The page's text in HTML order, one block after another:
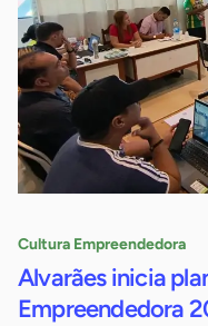
Cultura Empreendedora
Alvarães inicia
Empreendedora